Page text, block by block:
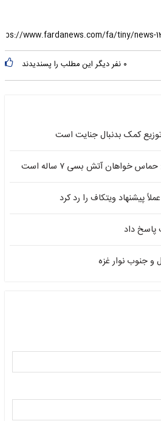
۰ نفر دیگر این مطلب را پسندیدند
کمک بدنبال جنایت است
خواهان آتش بسی ۷ ساله است
پیشنهاد ویتکاف را رد کرد
پاسخ داد
و جنوب نوار غزه